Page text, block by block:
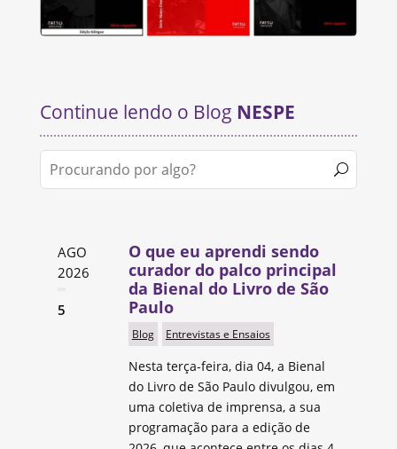
Continue lendo o Blog NESPE
AGO
2026
5
O que eu aprendi sendo
curador do palco principal
da Bienal do Livro de São
Paulo
Blog Entrevistas e Ensaios
Nesta terça-feira, dia 04, a Bienal
do Livro de São Paulo divulgou, em
uma coletiva de imprensa, a sua
programação para a edição de